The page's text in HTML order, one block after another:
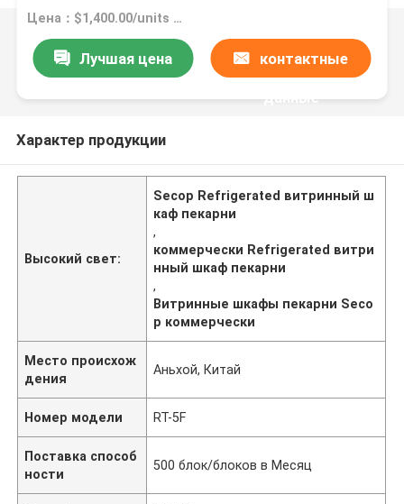
Цена：$1,400.00/units 1-4 units
Лучшая цена контактные
данные
Характер продукции
Высокий свет:
Secop Refrigerated витринный ш
каф пекарни
,
коммерчески Refrigerated витри
нный шкаф пекарни
,
Витринные шкафы пекарни Seco
p коммерчески
Место происхож
дения
Аньхой, Китай
Номер модели RT-5F
Поставка способ
ности
500 блок/блоков в Месяц